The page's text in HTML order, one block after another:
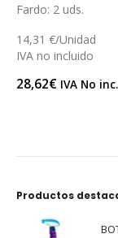
Fardo: 2 uds.
14,31 €/Unidad
IVA no incluido
28,62€ IVA No inc.
Productos